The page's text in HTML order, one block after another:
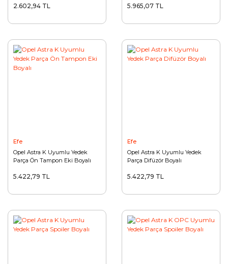
2.602,94 TL 5.965,07 TL
Efe
Opel Astra K Uyumlu Yedek
Parça Ön Tampon Eki Boyalı
5.422,79 TL
Efe
Opel Astra K Uyumlu Yedek
Parça Difüzör Boyalı
5.422,79 TL